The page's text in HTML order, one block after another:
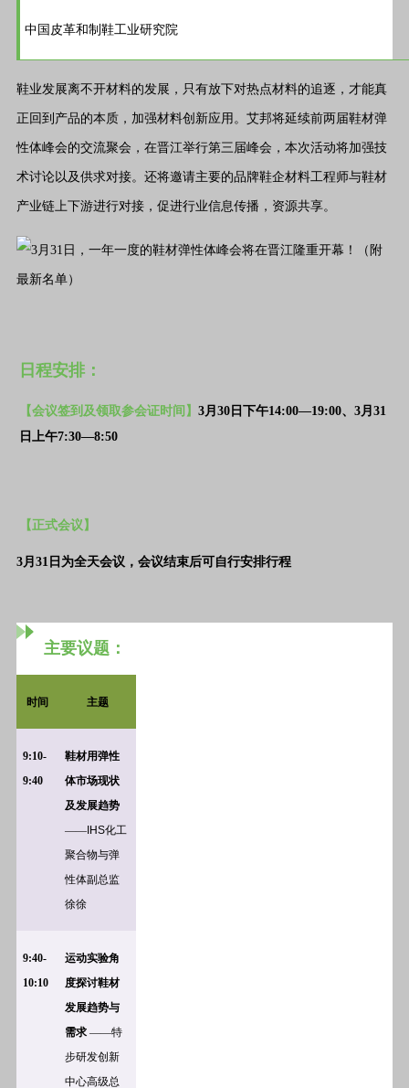
中国皮革和制鞋工业研究院
鞋业发展离不开材料的发展，只有放下对热点材料的追逐，才能真
正回到产品的本质，加强材料创新应用。艾邦将延续前两届鞋材弹
性体峰会的交流聚会，在晋江举行第三届峰会，本次活动将加强技
术讨论以及供求对接。还将邀请主要的品牌鞋企材料工程师与鞋材
产业链上下游进行对接，促进行业信息传播，资源共享。
日程安排：
【会议签到及领取参会证时间】 3月30日下午14:00—19:00、3月31
日上午7:30—8:50
【正式会议】
3月31日为全天会议，会议结束后可自行安排行程
主要议题：
时间 主题
9:10-
9:40
鞋材用弹性
体市场现状
及发展趋势
—— IHS化工
聚合物与弹
性体副总监
徐徐
9:40-
10:10
运动实验角
度探讨鞋材
发展趋势与
需求 ——特
步研发创新
中心高级总